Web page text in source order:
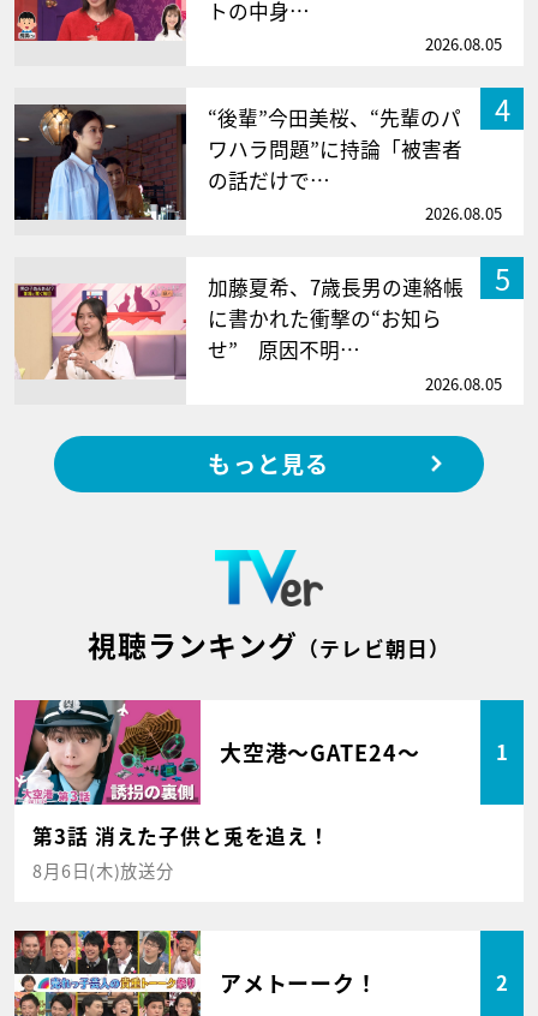
トの中身…
2026.08.05
4
“後輩”今田美桜、“先輩のパ
ワハラ問題”に持論「被害者
の話だけで…
2026.08.05
5
加藤夏希、7歳長男の連絡帳
に書かれた衝撃の“お知ら
せ” 原因不明…
2026.08.05
もっと見る
視聴ランキング （テレビ朝日）
大空港～GATE24～ 1
第3話 消えた子供と兎を追え！
8月6日(木)放送分
アメトーーク！ 2